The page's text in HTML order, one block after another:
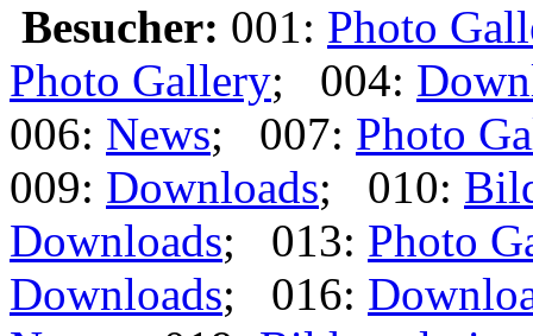
Besucher: 001: Photo
Photo Gallery; 004:
006: News; 007: Photo
009: Downloads; 010:
Downloads; 013: Photo
Downloads; 016: